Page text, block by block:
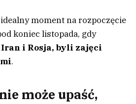
moment na rozpoczęcie
koniec listopada, gdy
i Rosja, byli zajęci
.
może upaść,